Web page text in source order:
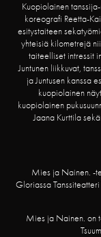
Kuopiolainen
koreografi Reetta-
esitystaiteen
yhteisiä kilometrejä
taiteelliset intressit
Juntunen liikkuvat,
ja Juntusen kanssa
kuopiolainen
kuopiolainen
Jaana Kurttila
Mies ja Nainen. -
Gloriassa
Mies ja Nainen. on